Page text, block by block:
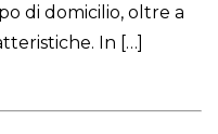
di domicilio, oltre a
In […]